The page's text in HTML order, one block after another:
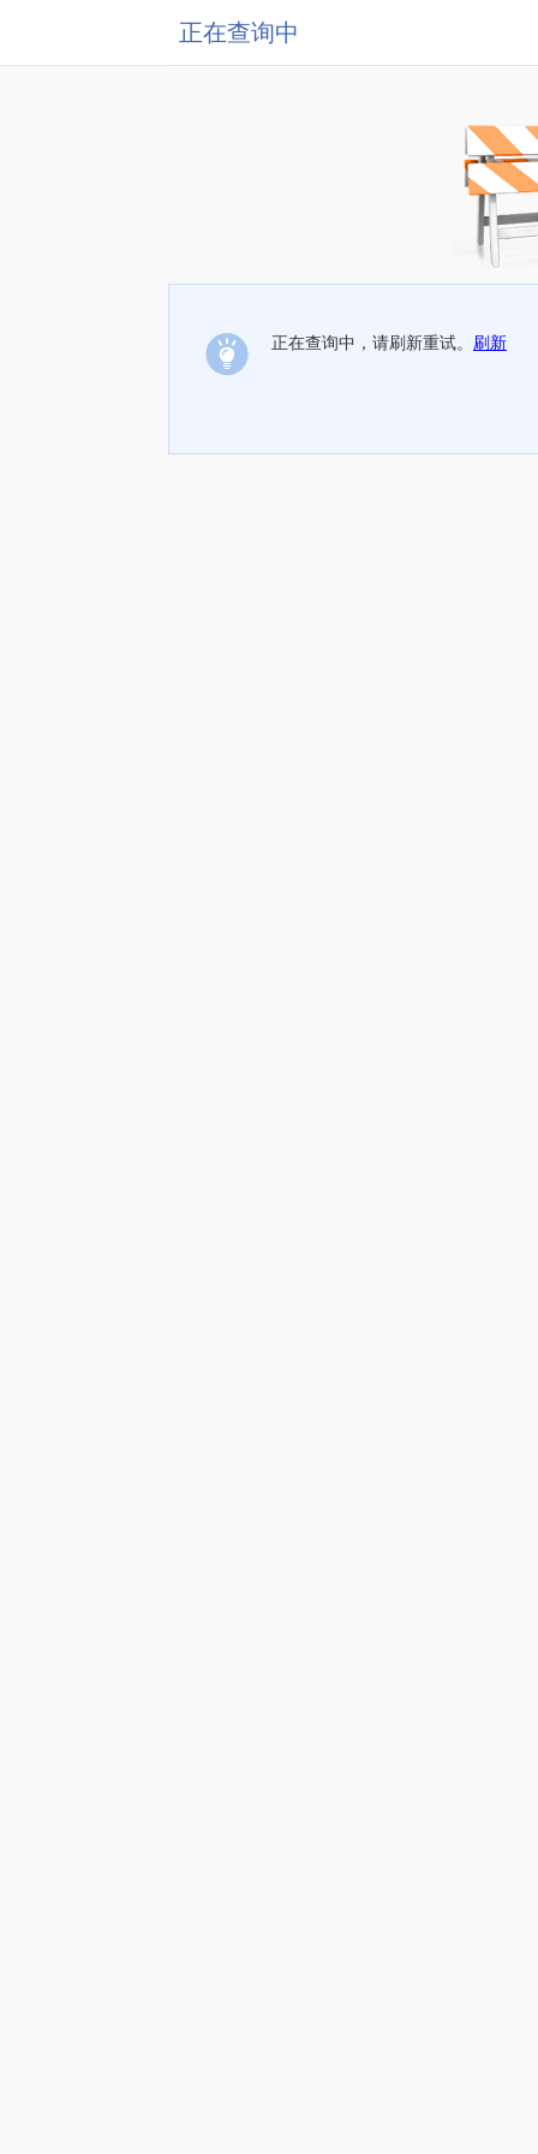
正在查询中
正在查询中，请刷新重试。 刷新